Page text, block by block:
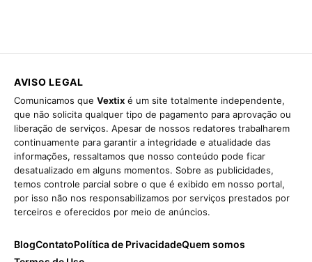
AVISO LEGAL
Comunicamos que Vextix é um site totalmente independente,
que não solicita qualquer tipo de pagamento para aprovação ou
liberação de serviços. Apesar de nossos redatores trabalharem
continuamente para garantir a integridade e atualidade das
informações, ressaltamos que nosso conteúdo pode ficar
desatualizado em alguns momentos. Sobre as publicidades,
temos controle parcial sobre o que é exibido em nosso portal,
por isso não nos responsabilizamos por serviços prestados por
terceiros e oferecidos por meio de anúncios.
BlogContatoPolítica de PrivacidadeQuem somos